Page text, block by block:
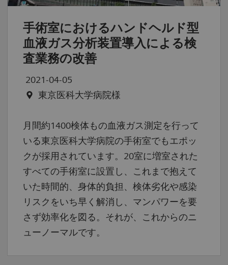
手術室におけるハンドヘルド型
血液ガス分析装置導入による検
査業務の改善
2021-04-05
東京医科大学病院様
月間約1400検体もの血液ガス測定を行って
いる東京医科大学病院の手術室でもエポッ
クが採用されています。20室に増室された
すべての手術室に設置し、これまで抱えて
いた時間的、身体的負担、検体劣化や感染
リスクをいち早く解消し、マンパワーを要
さず効率化を図る。それが、これからのニ
ューノーマルです。